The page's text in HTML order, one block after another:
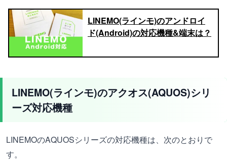
LINEMO(ラインモ)のアンドロイ
ド(Android)の対応機種&端末は？
LINEMO(ラインモ)のアクオス(AQUOS)シリ
ーズ対応機種
LINEMOのAQUOSシリーズの対応機種は、次のとおりで
す。